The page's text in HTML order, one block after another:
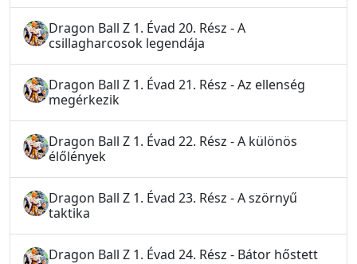
Dragon Ball Z 1. Évad 20. Rész - A
csillagharcosok legendája
Dragon Ball Z 1. Évad 21. Rész - Az ellenség
megérkezik
Dragon Ball Z 1. Évad 22. Rész - A különös
élőlények
Dragon Ball Z 1. Évad 23. Rész - A szörnyű
taktika
Dragon Ball Z 1. Évad 24. Rész - Bátor hőstett